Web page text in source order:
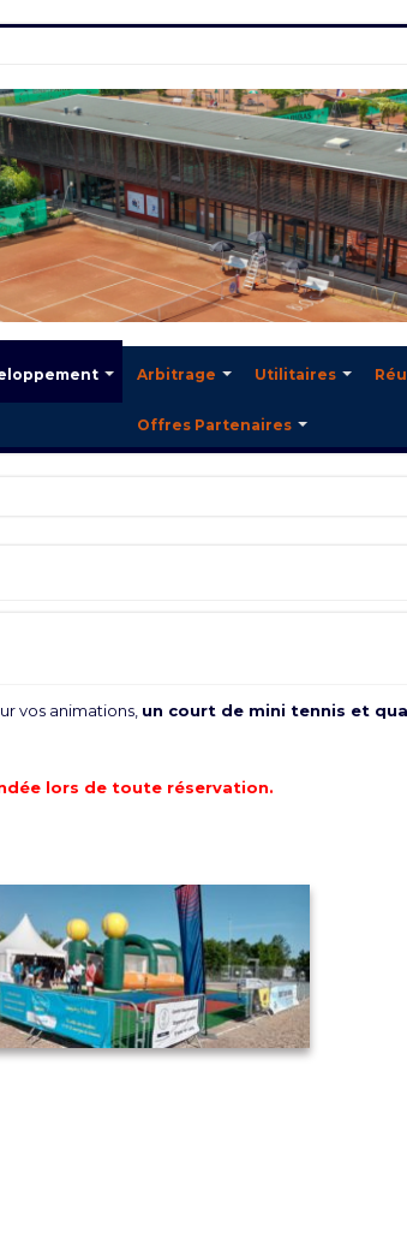
Arbitrage Utilitaires
Offres Partenaires
vos animations, un court de mini tennis et
lors de toute réservation.